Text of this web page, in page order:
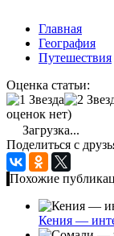
Главная
География
Путешествия
Оценка статьи:
оценок нет)
Загрузка...
Поделиться с
Похожие
Кения —